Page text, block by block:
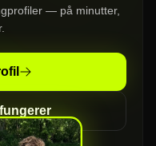
— på minutter,